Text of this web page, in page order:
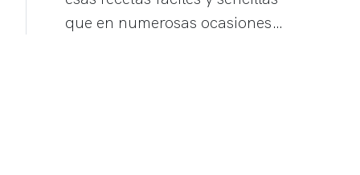
que en numerosas ocasiones…